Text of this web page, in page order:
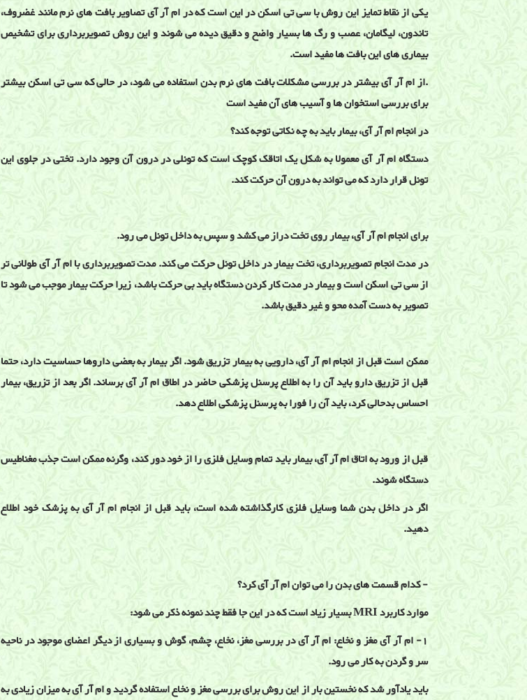
یکی از نقاط تمایز این روش با سی تی اسکن در این است که در ام آر آی تصاویر بافت های نرم مانند غضروف،
تاندون، لیگامان، عصب و رگ ها بسیار واضح و دقیق دیده می شوند و این روش تصویربرداری برای تشخیص
بیماری های این بافت ها مفید است.
.از ام آر آی بیشتر در بررسی مشکلات بافت های نرم بدن استفاده می شود، در حالی که سی تی اسکن بیشتر
برای بررسی استخوان ها و آسیب های آن مفید است
در انجام ام آر آی، بیمار باید به چه نکاتی توجه کند؟
دستگاه ام آر آی معمولا به شکل یک اتاقک کوچک است که تونلی در درون آن وجود دارد. تختی در جلوی این
تونل قرار دارد که می تواند به درون آن حرکت کند.
برای انجام ام آر آی، بیمار روی تخت دراز می کشد و سپس به داخل تونل می رود.
در مدت انجام تصویربرداری، تخت بیمار در داخل تونل حرکت می کند. مدت تصویربرداری با ام آر آی طولانی تر
از سی تی اسکن است و بیمار در مدت کار کردن دستگاه باید بی حرکت باشد، زیرا حرکت بیمار موجب می شود تا
تصویر به دست آمده محو و غیر دقیق باشد.
ممکن است قبل از انجام ام آر آی، دارویی به بیمار تزریق شود. اگر بیمار به بعضی داروها حساسیت دارد، حتما
قبل از تزریق دارو باید آن را به اطلاع پرسنل پزشکی حاضر در اطاق ام آر آی برساند. اگر بعد از تزریق، بیمار
احساس بدحالی کرد، باید آن را فورا به پرسنل پزشکی اطلاع دهد.
قبل از ورود به اتاق ام آر آی، بیمار باید تمام وسایل فلزی را از خود دور کند، وگرنه ممکن است جذب مغناطیس
دستگاه شوند.
اگر در داخل بدن شما وسایل فلزی کارگذاشته شده است، باید قبل از انجام ام آر آی به پزشک خود اطلاع
دهید.
- کدام قسمت های بدن را می توان ام آر آی کرد؟
موارد کاربرد MRI بسیار زیاد است که در این جا فقط چند نمونه ذکر می شود:
1- ام آر آی مغز و نخاع: ام آر آی در بررسی مغز، نخاع، چشم، گوش و بسیاری از دیگر اعضای موجود در ناحیه
سر و گردن به کار می رود.
باید یادآور شد که نخستین بار از این روش برای بررسی مغز و نخاع استفاده گردید و ام آر آی به میزان زیادی به